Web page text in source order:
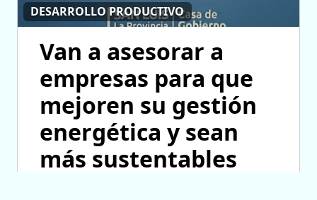
DESARROLLO PRODUCTIVO
Van a asesorar a
empresas para que
mejoren su gestión
energética y sean
más sustentables